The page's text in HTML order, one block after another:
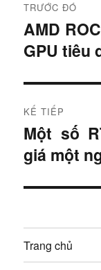
i
ề
u
h
ư
ớ
g
b
TRƯỚC ĐÓ
B
à
t
r
ư
ớ
c
:
AMD
GPU tiêu
KẾ TIẾP
B
à
t
ế
p
Một số
giá một
Trang chủ